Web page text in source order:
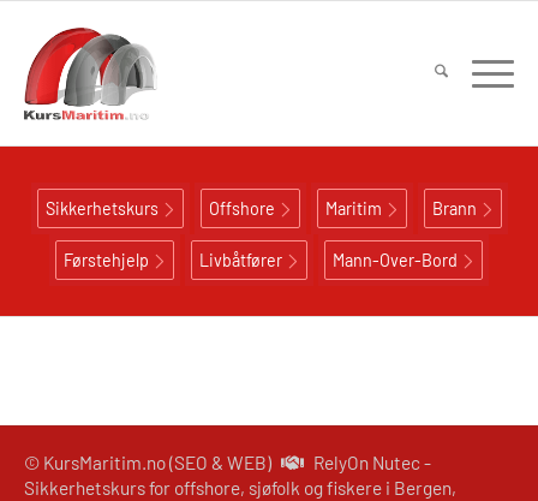
Sikkerhetskurs Offshore Maritim Brann
Førstehjelp Livbåtfører Mann-Over-Bord
© KursMaritim.no (SEO & WEB)
RelyOn Nutec -
Sikkerhetskurs for offshore, sjøfolk og fiskere i Bergen,